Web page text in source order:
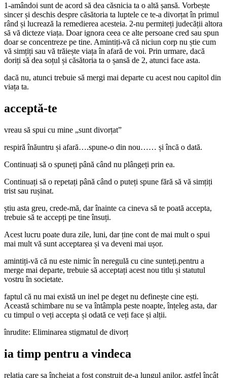
1-amândoi sunt de acord să dea căsnicia ta o altă șansă. Vorbește
sincer și deschis despre căsătoria ta luptele ce te-a divorțat în primul
rând și lucrează la remedierea acesteia. 2-nu permiteți judecății altora
să vă dicteze viața. Doar ignora ceea ce alte persoane cred sau spun
doar se concentreze pe tine. Amintiți-vă că niciun corp nu știe cum
vă simțiți sau vă trăiește viața în afară de voi. Prin urmare, dacă
doriți să dea soțul și căsătoria ta o șansă de 2, atunci face asta.
dacă nu, atunci trebuie să mergi mai departe cu acest nou capitol din
viața ta.
acceptă-te
vreau să spui cu mine „sunt divorțat”
respiră înăuntru și afară….spune-o din nou…… și încă o dată.
Continuați să o spuneți până când nu plângeți prin ea.
Continuați să o repetați până când o puteți spune fără să vă simțiți
trist sau rușinat.
știu asta greu, crede-mă, dar înainte ca cineva să te poată accepta,
trebuie să te accepți pe tine însuți.
Acest lucru poate dura zile, luni, dar ține cont de mai mult o spui
mai mult vă sunt acceptarea și va deveni mai ușor.
amintiți-vă că nu este nimic în neregulă cu cine sunteți.pentru a
merge mai departe, trebuie să acceptați acest nou titlu și statutul
vostru în societate.
faptul că nu mai există un inel pe deget nu definește cine ești.
Această schimbare nu se va întâmpla peste noapte, înțeleg asta, dar
cu timpul o veți accepta și odată ce veți face și alții.
înrudite: Eliminarea stigmatul de divorț
ia timp pentru a vindeca
relația care sa încheiat a fost construit de-a lungul anilor, astfel încât